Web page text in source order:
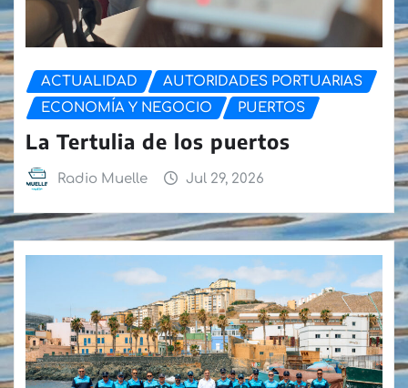
ACTUALIDAD
AUTORIDADES PORTUARIAS
ECONOMÍA Y NEGOCIO
PUERTOS
La Tertulia de los puertos
Radio Muelle Jul 29, 2026